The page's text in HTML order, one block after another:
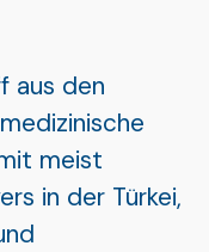
aus den
meist
in der Türkei,